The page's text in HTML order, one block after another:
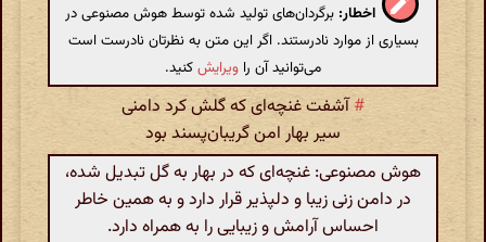
اخطار: برگردان‌های تولید شده توسط هوش مصنوعی در
بسیاری از موارد نادرستند. اگر این متن به نظرتان نادرست است
می‌توانید آن را ویرایشکنید.
#آشفت غنچه‌ای که گلش کرد دامنی
سیر بهار امن گریبان‌پسند بود
هوش مصنوعی: غنچه‌ای که در بهار به گل تبدیل شده،
در دامن زنی زیبا و دلپذیر قرار دارد و به همین خاطر
احساس آرامش و زیبایی را به همراه دارد.